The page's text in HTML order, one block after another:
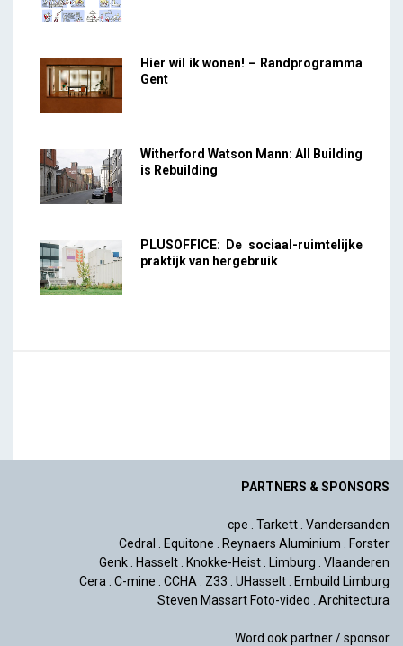
Hier wil ik wonen! – Randprogramma
Gent
Witherford Watson Mann: All Building
is Rebuilding
PLUSOFFICE: De sociaal-ruimtelijke
praktijk van hergebruik
PARTNERS & SPONSORS
cpe . Tarkett. Vandersanden
Cedral . Equitone . Reynaers Aluminium . Forster
Genk. Hasselt. Knokke-Heist. Limburg . Vlaanderen
Cera. C-mine . CCHA. Z33 . UHasselt. Embuild Limburg
Steven Massart Foto-video . Architectura
Word ook partner / sponsor